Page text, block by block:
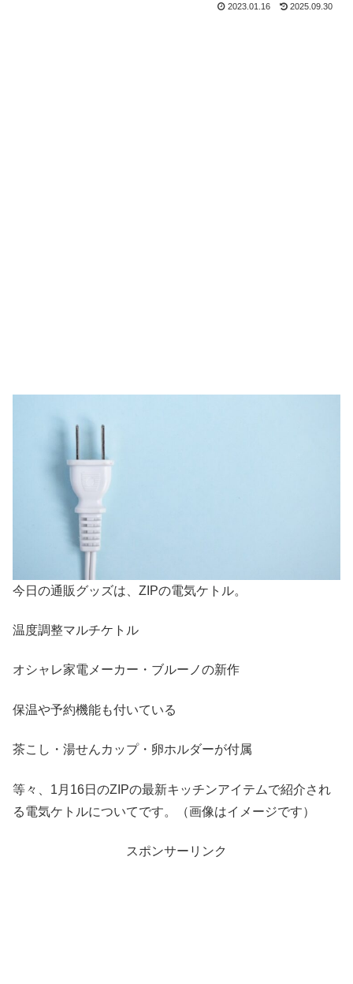
2023.01.16 2025.09.30
今日の通販グッズは、ZIPの電気ケトル。
温度調整マルチケトル
オシャレ家電メーカー・ブルーノの新作
保温や予約機能も付いている
茶こし・湯せんカップ・卵ホルダーが付属
等々、1月16日のZIPの最新キッチンアイテムで紹介され
る電気ケトルについてです。（画像はイメージです）
スポンサーリンク